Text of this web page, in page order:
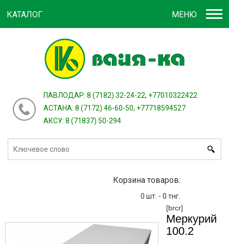
зарегистрироваться
ПАВЛОДАР: 8 (7182) 32-24-22, +77010322422
АСТАНА: 8 (7172) 46-60-50, +77718594527
АКСУ: 8 (71837) 50-294
Корзина товаров:
0 шт. - 0 тнг.
МЕНЮ
КАТАЛОГ
[brcr]
Меркурий
100.2